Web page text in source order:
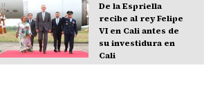
De la Espriella
recibe al rey Felipe
VI en Cali antes de
su investidura en
Cali